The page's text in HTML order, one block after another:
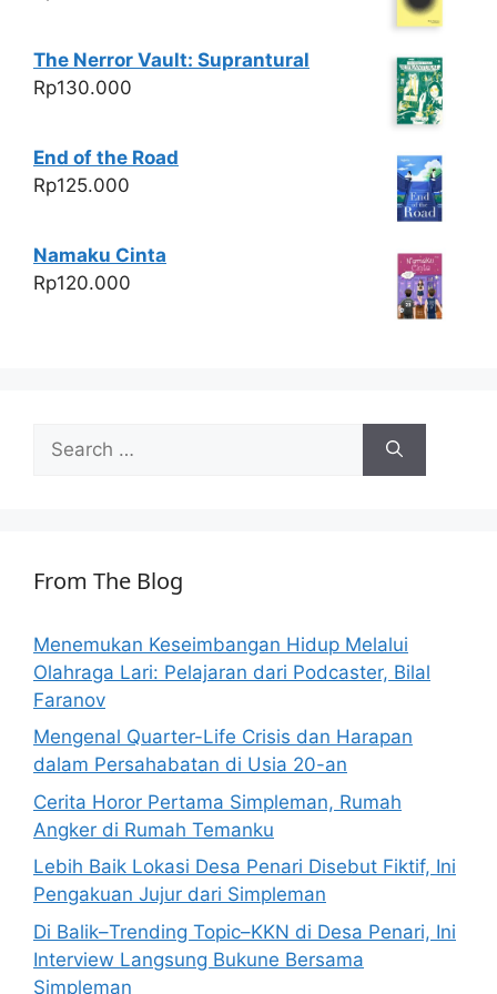
The Nerror Vault: Suprantural
Rp130.000
End of the Road
Rp125.000
Namaku Cinta
Rp120.000
for:
From The Blog
Menemukan Keseimbangan Hidup Melalui
Olahraga Lari: Pelajaran dari Podcaster, Bilal
Faranov
Mengenal Quarter-Life Crisis dan Harapan
dalam Persahabatan di Usia 20-an
Cerita Horor Pertama Simpleman, Rumah
Angker di Rumah Temanku
Lebih Baik Lokasi Desa Penari Disebut Fiktif, Ini
Pengakuan Jujur dari Simpleman
Di Balik–Trending Topic–KKN di Desa Penari, Ini
Interview Langsung Bukune Bersama
Simpleman